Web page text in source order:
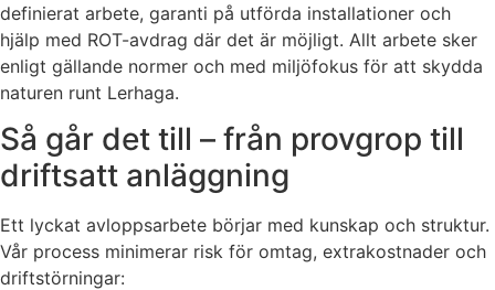
definierat arbete, garanti på utförda installationer och
hjälp med ROT-avdrag där det är möjligt. Allt arbete sker
enligt gällande normer och med miljöfokus för att skydda
naturen runt Lerhaga.
Så går det till – från provgrop till
driftsatt anläggning
Ett lyckat avloppsarbete börjar med kunskap och struktur.
Vår process minimerar risk för omtag, extrakostnader och
driftstörningar: